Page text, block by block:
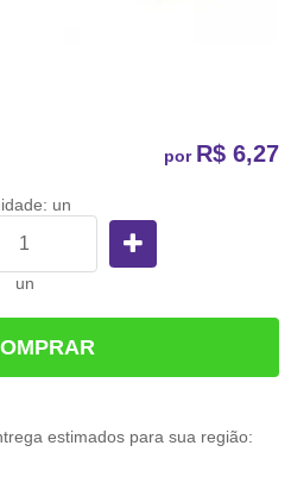
por R$ 6,27
un
un
estimados para sua região: